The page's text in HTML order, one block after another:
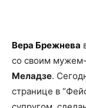
Вера Брежнева
со своим
Меладзе.
странице в